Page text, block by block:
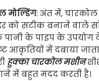
मोल्डिंग: अंत में, चारकोल
को सटीक बनाने वाले
के पाइप के उपयोग
आकृतियों में दबाया
हुक्का चारकोल मशीन
में बहुत मदद करती है।